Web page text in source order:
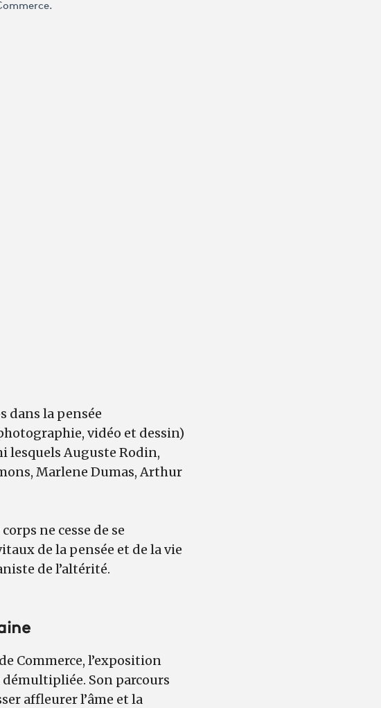
dans la pensée
vidéo et dessin)
lesquels Auguste Rodin,
Marlene Dumas, Arthur
ne cesse de se
de la pensée et de la vie
de l’altérité.
Commerce, l’exposition
démultipliée. Son parcours
affleurer l’âme et la